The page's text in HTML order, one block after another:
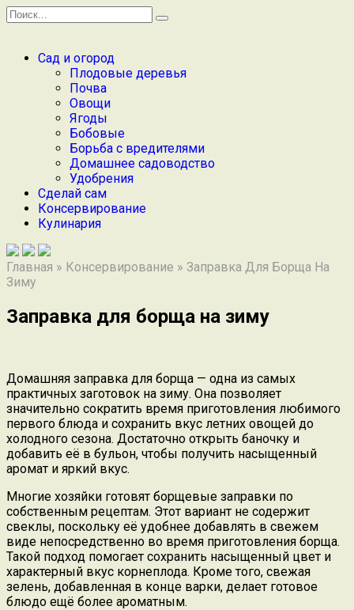
Перейти
к
Search
for:
Сад и огород
Плодовые деревья
Почва
Овощи
Ягоды
Бобовые
Борьба с вредителями
Домашнее садоводство
Удобрения
Сделай сам
Консервирование
Кулинария
Главная » Консервирование » Заправка Для Борща На
Зиму
Заправка для борща на зиму
Домашняя заправка для борща — одна из самых
практичных заготовок на зиму. Она позволяет
значительно сократить время приготовления любимого
первого блюда и сохранить вкус летних овощей до
холодного сезона. Достаточно открыть баночку и
добавить её в бульон, чтобы получить насыщенный
аромат и яркий вкус.
Многие хозяйки готовят борщевые заправки по
собственным рецептам. Этот вариант не содержит
свеклы, поскольку её удобнее добавлять в свежем
виде непосредственно во время приготовления борща.
Такой подход помогает сохранить насыщенный цвет и
характерный вкус корнеплода. Кроме того, свежая
зелень, добавленная в конце варки, делает готовое
блюдо ещё более ароматным.